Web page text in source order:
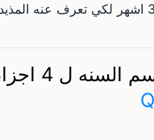
منظم ومخطط بنظام الارباع يقسم السنه 4 اجزاء كل جزء3 اشهر لكي تعرف عنه المذيد
ل 4 اجزاء